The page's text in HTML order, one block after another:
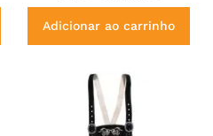
Adicionar ao carrinho